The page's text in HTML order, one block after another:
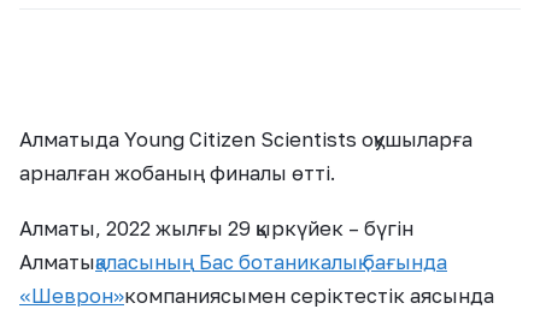
Алматыда Young Citizen Scientists оқушыларға
арналған жобаның финалы өтті.
Алматы, 2022 жылғы 29 қыркүйек – бүгін
Алматықаласының Бас ботаникалық бағында
«Шеврон»компаниясымен серіктестік аясында